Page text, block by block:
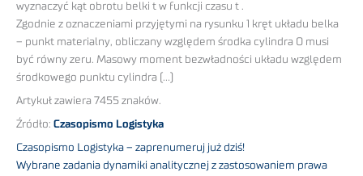
wyznaczyć kąt obrotu belki t w funkcji czasu t .
Zgodnie z oznaczeniami przyjętymi na rysunku 1 kręt układu belka
– punkt materialny, obliczany względem środka cylindra O musi
być równy zeru. Masowy moment bezwładności układu względem
środkowego punktu cylindra (…)
Artykuł zawiera 7455 znaków.
Źródło: Czasopismo Logistyka
Czasopismo Logistyka – zaprenumeruj już dziś!
Wybrane zadania dynamiki analitycznej z zastosowaniem prawa